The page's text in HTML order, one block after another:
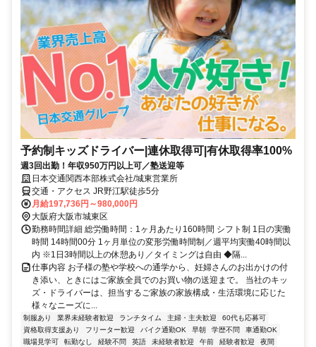
予約制キッズドライバー|連休取得可|有休取得率100%
週3回出勤！年収950万円以上可／塾送迎等
日本交通関西本部株式会社/城東営業所
交通・アクセス JR野江駅徒歩5分
月給197,736円～980,000円
大阪府大阪市城東区
勤務時間詳細 総労働時間：1ヶ月あたり160時間 シフト制 1日の実働
時間 14時間00分 1ヶ月単位の変形労働時間制／週平均実働40時間以
内 ※1日3時間以上の休憩あり／タイミングは自由 ◆隔...
仕事内容 お子様の塾や学校への通学から、妊婦さんのお出かけの付
き添い、ときにはご家族全員でのお買い物の送迎まで。 当社のキッ
ズ・ドライバーは、担当するご家族の家族構成・生活環境に応じた
様々なニーズに...
制服あり 業界未経験者歓迎 ランチタイム 主婦・主夫歓迎
60代も応募可
資格取得支援あり
フリーター歓迎 バイク通勤OK 早朝 学歴不問
車通勤OK
職場見学可
転勤なし 経験不問 英語 未経験者歓迎 午前 経験者歓迎
夜間